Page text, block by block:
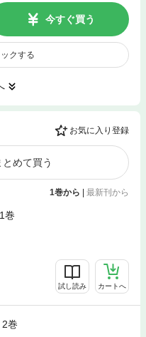
今すぐ買う
クする
お気に入り登録
めて買う
1巻から 最新刊から
巻
試し読み カートへ
巻